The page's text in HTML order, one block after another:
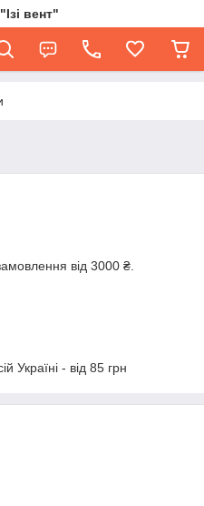
вент"
від 3000 ₴.
Україні - від 85 грн